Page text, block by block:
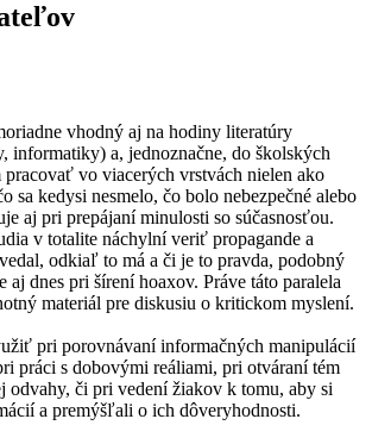
vhodný aj na hodiny literatúry
informatiky) a, jednoznačne, do školských
vo viacerých vrstvách nielen ako
sa kedysi nesmelo, čo bolo nebezpečné alebo
aj pri prepájaní minulosti so súčasnosťou.
v totalite náchylní veriť propagande a
odkiaľ to má a či je to pravda, podobný
aj dnes pri šírení hoaxov. Práve táto paralela
materiál pre diskusiu o kritickom myslení.
pri porovnávaní informačných manipulácií
práci s dobovými reáliami, pri otváraní tém
odvahy, či pri vedení žiakov k tomu, aby si
a premýšľali o ich dôveryhodnosti.